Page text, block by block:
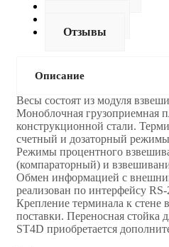
Отзывы
Описание
Весы состоят из модуля
Моноблочная грузоприемная
конструкционной стали.
счетный и дозаторный
Режимы процентного
(компараторный) и
Обмен информацией с
реализован по интерфейсу RS-
Крепление терминала к стене
поставки. Переносная стойка
ST4D приобретается